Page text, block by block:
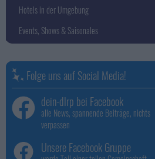
Hotels in der Umgebung
Events, Shows & Saisonales
Folge uns auf Social Media!
dein-dlrp bei Facebook
alle News, spannende Beiträge, nichts
verpassen
Unsere Facebook Gruppe